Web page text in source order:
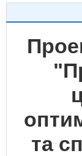
та